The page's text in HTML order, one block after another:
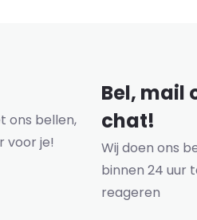
ons bellen,
voor je!
Bel, mail
chat!
Wij doen ons
binnen 24 uur
reageren